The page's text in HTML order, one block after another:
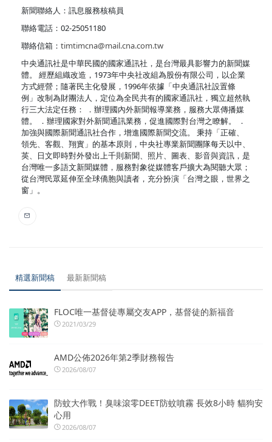
新聞聯絡人：訊息服務核稿員
聯絡電話：02-25051180
聯絡信箱： timtimcna@mail.cna.com.tw
中央通訊社是中華民國的國家通訊社，是台灣最具影響力的新聞媒
體。 經歷組織改造，1973年中央社改組為股份有限公司，以企業
方式經營；隨著民主化發展，1996年依據「中央通訊社設置條
例」改制為財團法人，定位為全民共有的國家通訊社，獨立超然執
行三大法定任務： ．辦理國內外新聞報導業務，服務大眾傳播媒
體。 ．辦理國家對外新聞通訊業務，促進國際對台灣之瞭解。 ．
加強與國際新聞通訊社合作，增進國際新聞交流。 秉持「正確、
領先、客觀、翔實」的基本原則，中央社專業新聞團隊每天以中、
英、日文即時對外發出上千則新聞、照片、圖表、影音與資訊，是
台灣唯一多語文新聞媒體，服務對象從媒體客戶擴大為閱聽大眾；
從台灣民眾延伸至全球僑胞與讀者，充分扮演「台灣之眼，世界之
窗」。
精選新聞稿 最新新聞稿
FLOC唯一基督徒專屬交友APP，基督徒的新福音
2021/03/29
AMD公佈2026年第2季財務報告
2026/08/07
防蚊大作戰！臭味滾零DEET防蚊噴霧 長效8小時 貓狗安
心用
2026/08/07